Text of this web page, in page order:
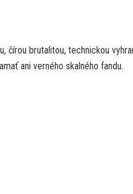
čírou brutalitou, technickou
ani verného skalného fandu.